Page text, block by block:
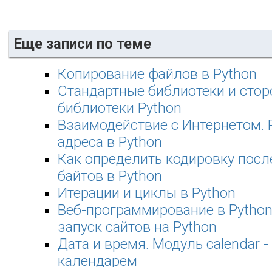
Еще записи по теме
Копирование файлов в Python
Стандартные библиотеки и
библиотеки Python
Взаимодействие с Интернетом.
адреса в Python
Как определить кодировку
байтов в Python
Итерации и циклы в Python
Веб-программирование в
запуск сайтов на Python
Дата и время. Модуль calendar -
календарем